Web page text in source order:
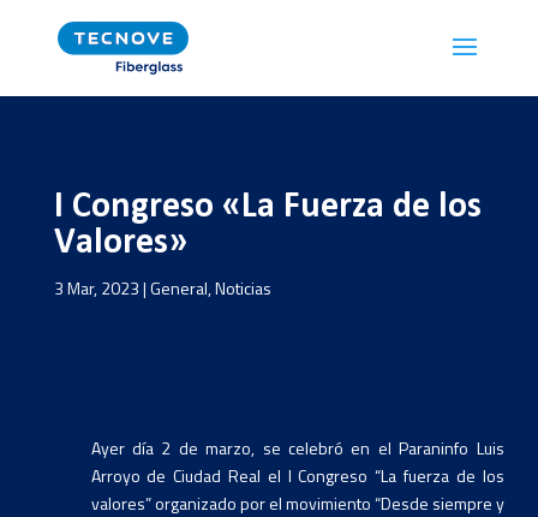
I Congreso «La Fuerza de los
Valores»
3 Mar, 2023|General,Noticias
Ayer día 2 de marzo, se celebró en el Paraninfo Luis
Arroyo de Ciudad Real el I Congreso “La fuerza de los
valores” organizado por el movimiento “Desde siempre y